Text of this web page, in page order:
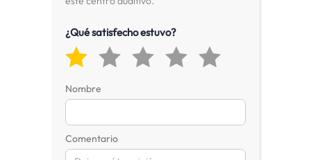
¿Qué satisfecho estuvo?
Nombre
Comentario